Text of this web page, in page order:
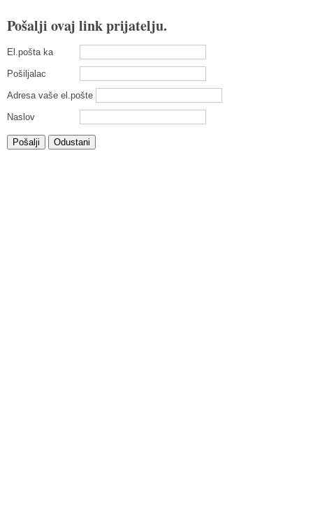
Pošalji ovaj link prijatelju.
El.pošta ka
Pošiljalac
Adresa vaše el.pošte
Naslov
Pošalji Odustani